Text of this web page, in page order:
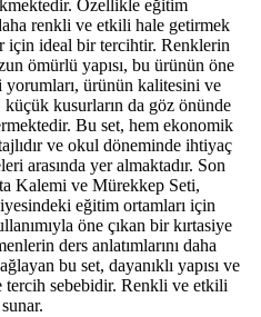
Özellikle eğitim
renkli ve etkili hale getirmek
için ideal bir tercihtir. Renklerin
ömürlü yapısı, bu ürünün öne
ürünün kalitesini ve
küçük kusurların da göz önünde
Bu set, hem ekonomik
ve okul döneminde ihtiyaç
arasında yer almaktadır. Son
Kalemi ve Mürekkep Seti,
eğitim ortamları için
öne çıkan bir kırtasiye
ders anlatımlarını daha
bu set, dayanıklı yapısı ve
sebebidir. Renkli ve etkili